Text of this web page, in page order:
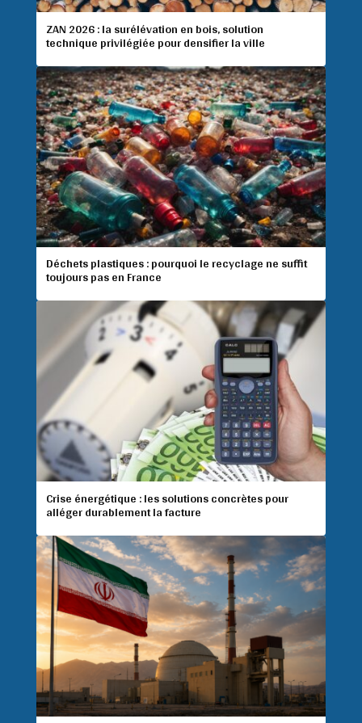
ZAN 2026 : la surélévation en bois, solution
technique privilégiée pour densifier la ville
Déchets plastiques : pourquoi le recyclage ne suffit
toujours pas en France
Crise énergétique : les solutions concrètes pour
alléger durablement la facture